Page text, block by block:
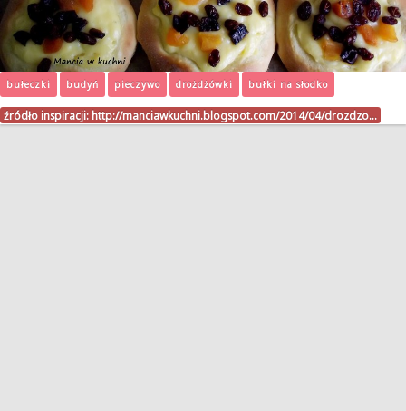
bułeczki budyń pieczywo drożdżówki bułki na słodko
źródło inspiracji: http://manciawkuchni.blogspot.com/2014/04/drozdzo…